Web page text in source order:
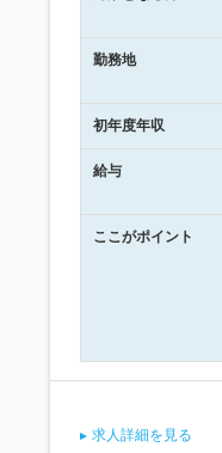
勤務地
初年度年収
給与
ここがポイント
求人詳細を見る